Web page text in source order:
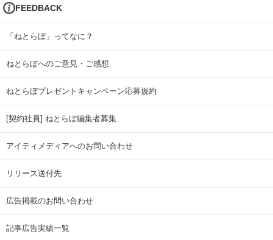
FEEDBACK
「ねとらぼ」ってなに？
ねとらぼへのご意見・ご感想
ねとらぼプレゼントキャンペーン応募規約
[契約社員] ねとらぼ編集者募集
アイティメディアへのお問い合わせ
リリース送付先
広告掲載のお問い合わせ
記事広告実績一覧